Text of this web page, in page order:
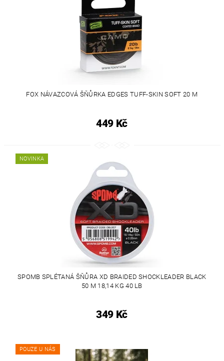
FOX NÁVAZCOVÁ ŠŇŮRKA EDGES TUFF-SKIN SOFT 20 M
449 Kč
NOVINKA
SPOMB SPLÉTANÁ ŠŇŮRA XD BRAIDED SHOCKLEADER BLACK
50 M 18,14 KG 40 LB
349 Kč
POUZE U NÁS